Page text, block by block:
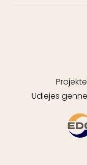
Udlejes